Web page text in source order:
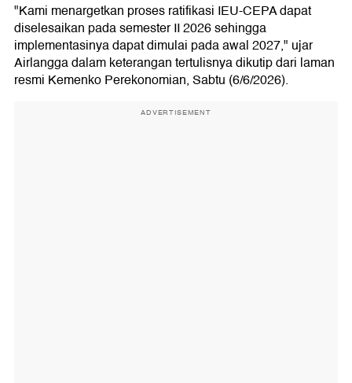
"Kami menargetkan proses ratifikasi IEU-CEPA dapat
diselesaikan pada semester II 2026 sehingga
implementasinya dapat dimulai pada awal 2027," ujar
Airlangga dalam keterangan tertulisnya dikutip dari laman
resmi Kemenko Perekonomian, Sabtu (6/6/2026).
ADVERTISEMENT